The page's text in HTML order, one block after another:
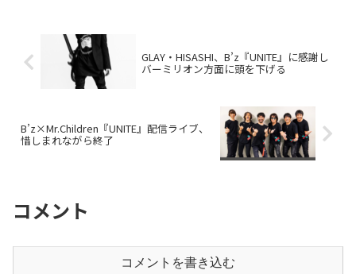
GLAY・HISASHI、B’z『UNITE』に感謝し
バーミリオン方面に頭を下げる
B’z×Mr.Children『UNITE』配信ライブ、
惜しまれながら終了
コメント
コメントを書き込む